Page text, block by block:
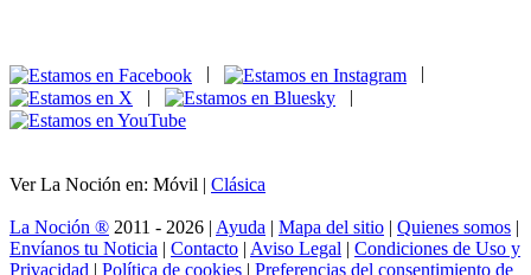
|
|
Ver La Noción en: Móvil | Clásica
La Noción ® 2011 - 2026 | Ayuda | Mapa del sitio | Quienes somos |
Envíanos tu Noticia | Contacto | Aviso Legal | Condiciones de Uso y
Privacidad | Política de cookies | Preferencias del consentimiento de